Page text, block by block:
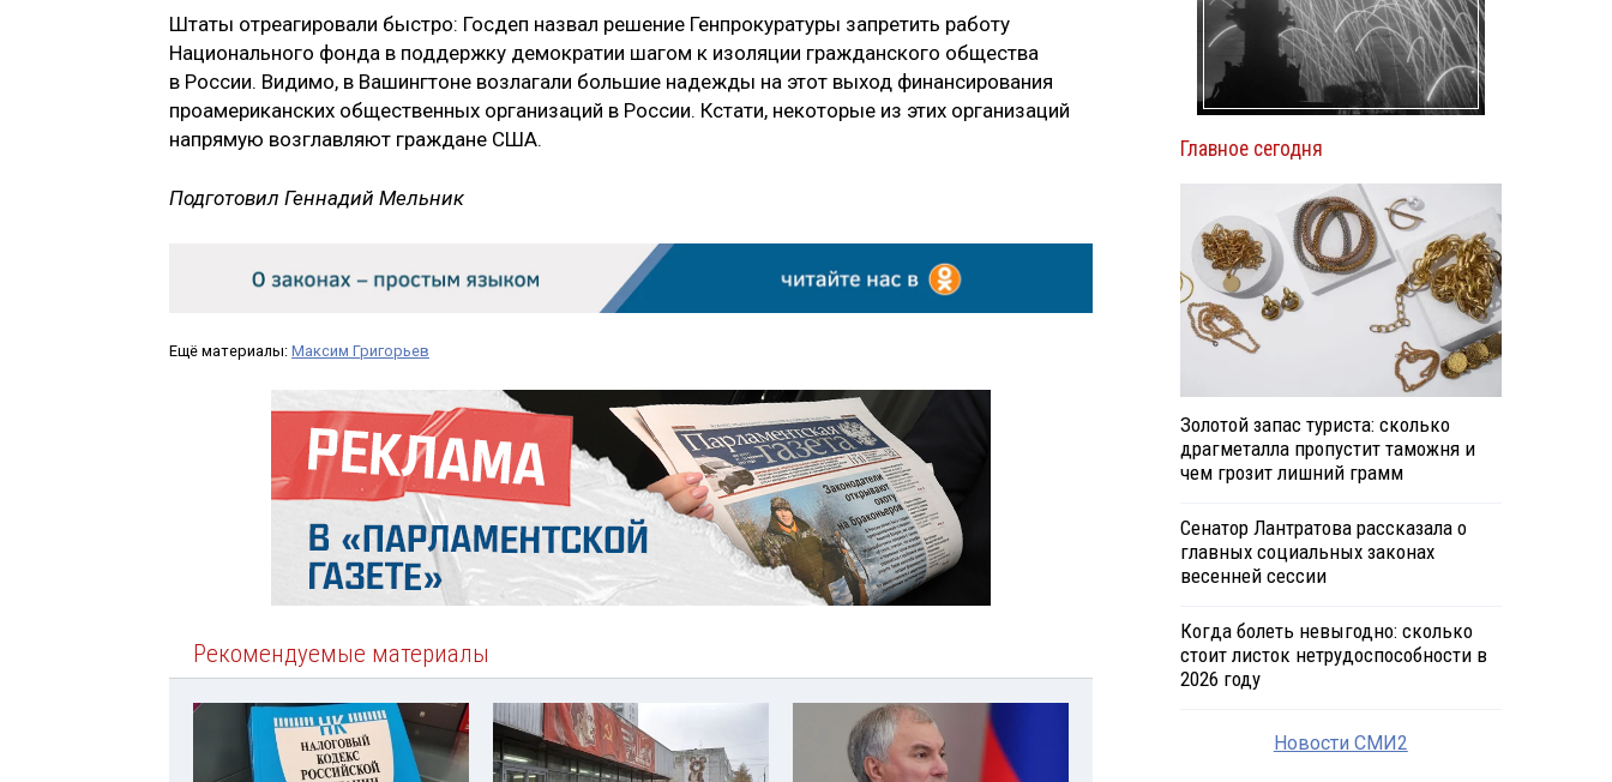
Штаты отреагировали быстро: Госдеп назвал решение Генпрокуратуры запретить работу
Национального фонда в поддержку демократии шагом к изоляции гражданского общества
в России. Видимо, в Вашингтоне возлагали большие надежды на этот выход финансирования
проамериканских общественных организаций в России. Кстати, некоторые из этих организаций
напрямую возглавляют граждане США.
Подготовил Геннадий Мельник
Ещё материалы: Максим Григорьев
Рекомендуемые материалы
Главное сегодня
Золотой запас туриста: сколько
драгметалла пропустит таможня и
чем грозит лишний грамм
Сенатор Лантратова рассказала о
главных социальных законах
весенней сессии
Когда болеть невыгодно: сколько
стоит листок нетрудоспособности в
2026 году
Новости СМИ2